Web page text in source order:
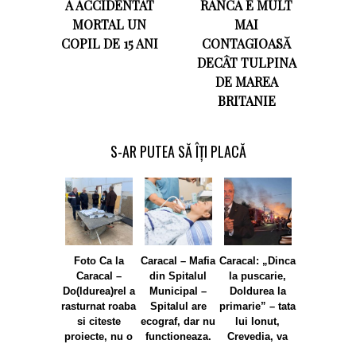
A ACCIDENTAT
MORTAL UN
COPIL DE 15 ANI
RÂNCA E MULT
MAI
CONTAGIOASĂ
DECÂT TULPINA
DE MAREA
BRITANIE
S-AR PUTEA SĂ ÎȚI PLACĂ
Foto Ca la
Caracal –
Do(ldurea)rel a
rasturnat roaba
si citeste
proiecte, nu o
Caracal – Mafia
din Spitalul
Municipal –
Spitalul are
ecograf, dar nu
functioneaza.
Caracal: „Dinca
la puscarie,
Doldurea la
primarie” – tata
lui Ionut,
Crevedia, va